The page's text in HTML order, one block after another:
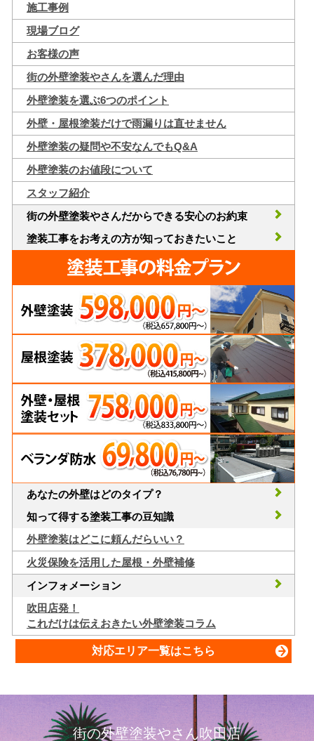
施工事例
現場ブログ
お客様の声
街の外壁塗装やさんを選んだ理由
外壁塗装を選ぶ6つのポイント
外壁・屋根塗装だけで雨漏りは直せません
外壁塗装の疑問や不安なんでもQ&A
外壁塗装のお値段について
スタッフ紹介
街の外壁塗装やさんだからできる安心のお約束
塗装工事をお考えの方が知っておきたいこと
あなたの外壁はどのタイプ？
知って得する塗装工事の豆知識
外壁塗装はどこに頼んだらいい？
火災保険を活用した屋根・外壁補修
インフォメーション
吹田店発！
これだけは伝えおきたい外壁塗装コラム
対応エリア一覧はこちら
街の外壁塗装やさん吹田店